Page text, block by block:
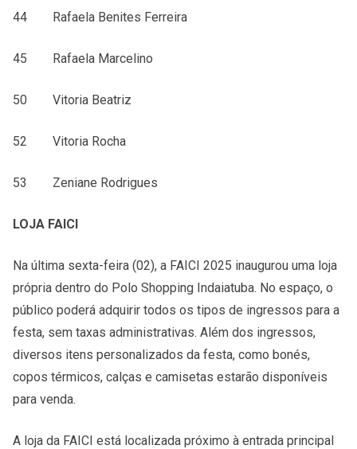
44 Rafaela Benites Ferreira
45 Rafaela Marcelino
50 Vitoria Beatriz
52 Vitoria Rocha
53 Zeniane Rodrigues
LOJA FAICI
Na última sexta-feira (02), a FAICI 2025 inaugurou uma loja
própria dentro do Polo Shopping Indaiatuba. No espaço, o
público poderá adquirir todos os tipos de ingressos para a
festa, sem taxas administrativas. Além dos ingressos,
diversos itens personalizados da festa, como bonés,
copos térmicos, calças e camisetas estarão disponíveis
para venda.
A loja da FAICI está localizada próximo à entrada principal